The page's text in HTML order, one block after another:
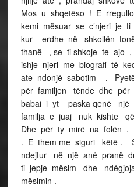
Mos u shqetëso ! E
kemi mësuar se c’njeri je
kur erdhe në shkollën
thanë , se ti shkoje te ajo
ishje njeri me biografi të
ate ndonjë sabotim .
për familjen tënde dhe
babai i yt paska qenë një
familja e juaj nuk kishte
Dhe për ty mirë na folën .
. E them me siguri këtë .
ndejtur në një anë pranë
ti jepje mësim dhe
mësimin .